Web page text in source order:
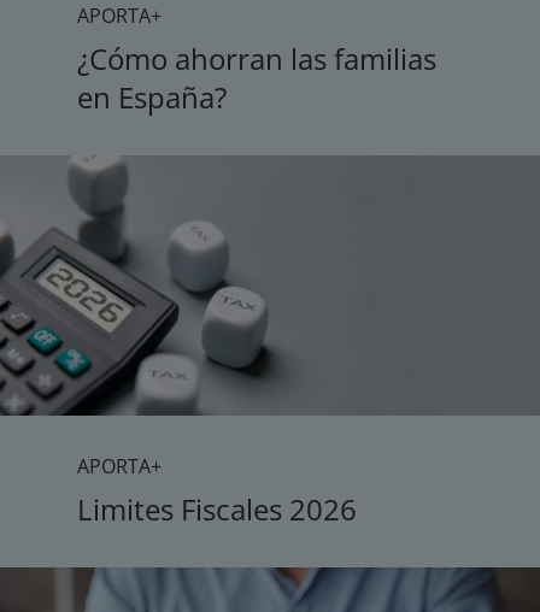
APORTA+
¿Cómo ahorran las familias
en España?
APORTA+
Limites Fiscales 2026